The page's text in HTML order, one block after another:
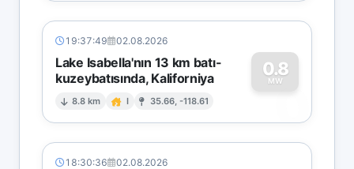
19:37:49 02.08.2026
Lake Isabella'nın 13 km batı-
kuzeybatısında, Kaliforniya
8.8 km I 35.66, -118.61
0.8
MW
0
18:30:36 02.08.2026